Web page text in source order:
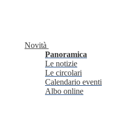
Novità
Panoramica
Le notizie
Le circolari
Calendario eventi
Albo online